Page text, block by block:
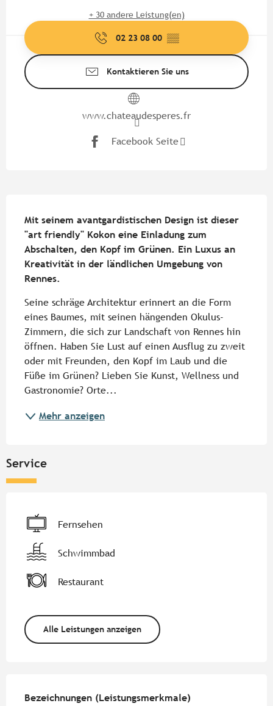
+ 30 andere Leistung(en)
02 23 08 00 ▒▒
Kontaktieren Sie uns
www.chateaudesperes.fr
Facebook Seite
Mit seinem avantgardistischen Design ist dieser
"art friendly" Kokon eine Einladung zum
Abschalten, den Kopf im Grünen. Ein Luxus an
Kreativität in der ländlichen Umgebung von
Rennes.
Seine schräge Architektur erinnert an die Form
eines Baumes, mit seinen hängenden Okulus-
Zimmern, die sich zur Landschaft von Rennes hin
öffnen. Haben Sie Lust auf einen Ausflug zu zweit
oder mit Freunden, den Kopf im Laub und die
Füße im Grünen? Lieben Sie Kunst, Wellness und
Gastronomie? Orte...
Mehr anzeigen
Service
Fernsehen
Schwimmbad
Restaurant
Alle Leistungen anzeigen
Bezeichnungen (Leistungsmerkmale)
Bezeichnungen (Leistungsmerkmale)